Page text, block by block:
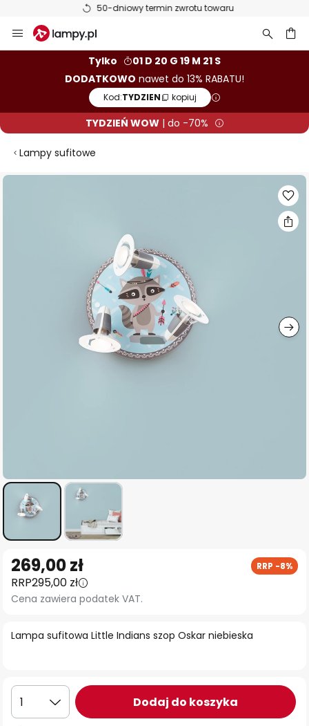
50-dniowy termin zwrotu towaru
Przejdź
do
Tylko
01 D 20 G 19 M 21 S
DODATKOWO nawet do 13% RABATU!
Kod:TYDZIEN kopiuj
TYDZIEŃ WOW| do -70%
Lampy sufitowe
Przejdź
na
początek
galerii
Lampa sufitowa Little Indians szop Oskar niebieska
269,00 zł RRP -8%
RRP295,00 zł
Cena zawiera podatek VAT.
1 Dodaj do koszyka